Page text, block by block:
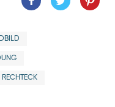
RECHTECK